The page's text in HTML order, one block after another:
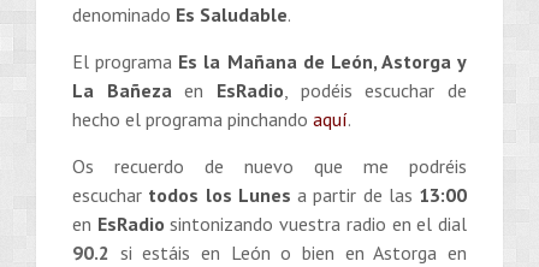
denominado Es Saludable.
El programa Es la Mañana de León, Astorga y
La Bañeza en EsRadio , podéis escuchar de
hecho el programa pinchando aquí.
Os recuerdo de nuevo que me podréis
escuchar todos los Lunes a partir de las 13:00
en EsRadio sintonizando vuestra radio en el dial
90.2 si estáis en León o bien en Astorga en